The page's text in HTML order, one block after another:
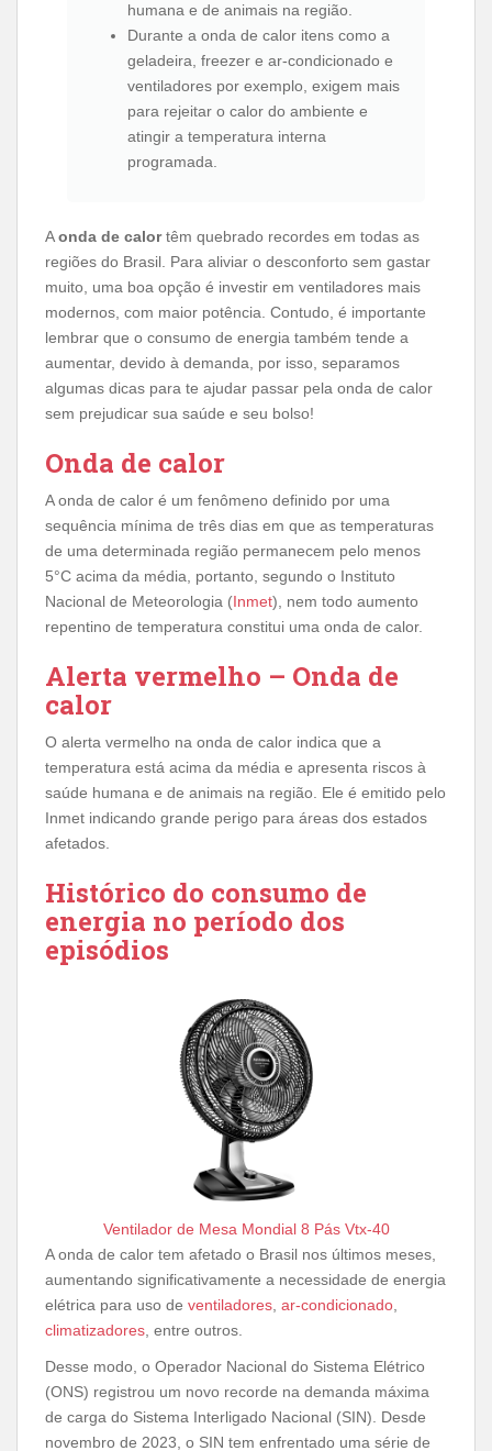
humana e de animais na região.
Durante a onda de calor itens como a
geladeira, freezer e ar-condicionado e
ventiladores por exemplo, exigem mais
para rejeitar o calor do ambiente e
atingir a temperatura interna
programada.
Aonda de calortêm quebrado recordes em todas as
regiões do Brasil. Para aliviar o desconforto sem gastar
muito, uma boa opção é investir em ventiladores mais
modernos, com maior potência. Contudo, é importante
lembrar que o consumo de energia também tende a
aumentar, devido à demanda, por isso, separamos
algumas dicas para te ajudar passar pela onda de calor
sem prejudicar sua saúde e seu bolso!
Onda de calor
A onda de calor é um fenômeno definido por uma
sequência mínima de três dias em que as temperaturas
de uma determinada região permanecem pelo menos
5°C acima da média, portanto, segundo o Instituto
Nacional de Meteorologia (Inmet), nem todo aumento
repentino de temperatura constitui uma onda de calor.
Alerta vermelho – Onda de
calor
O alerta vermelho na onda de calor indica que a
temperatura está acima da média e apresenta riscos à
saúde humana e de animais na região. Ele é emitido pelo
Inmet indicando grande perigo para áreas dos estados
afetados.
Histórico do consumo de
energia no período dos
episódios
Ventilador de Mesa Mondial 8 Pás Vtx-40
A onda de calor tem afetado o Brasil nos últimos meses,
aumentando significativamente a necessidade de energia
elétrica para uso de ventiladores ar-condicionado
climatizadores , entre outros.
Desse modo, o Operador Nacional do Sistema Elétrico
(ONS) registrou um novo recorde na demanda máxima
de carga do Sistema Interligado Nacional (SIN). Desde
novembro de 2023, o SIN tem enfrentado uma série de